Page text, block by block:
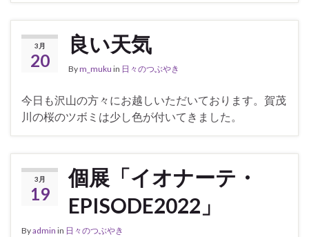
3月
20
良い天気
Bym_muku in 日々のつぶやき
今日も沢山の方々にお越しいただいております。賀茂
川の桜のツボミは少し色が付いてきました。
3月
19
個展「イオナーテ・
EPISODE2022」
Byadmin in 日々のつぶやき